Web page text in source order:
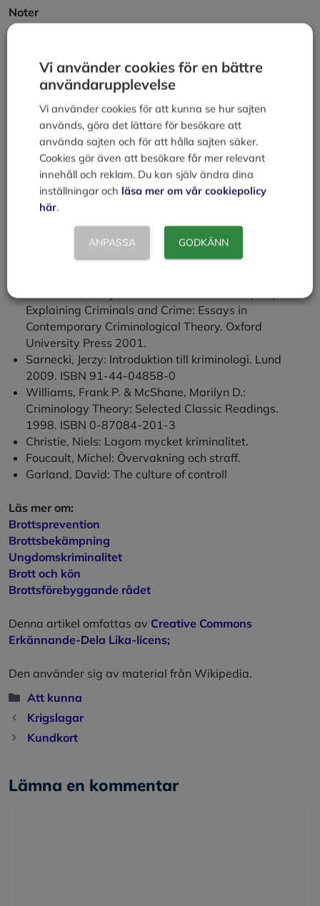
Noter
Criminology
Jareborg 2001
Litteratur
Bernard, Thomas J., George B. Vold and Jeffrey B.
Snipes. Theoretical Criminology. New York: Oxford
University Press 2009.
Lilly, Robert J., Francis T. Cullen and Richard A. Ball.
Criminological Theory: Context and Consequences.
London 2007.
Lindgren, Sven-Åke: Om brott och straff. Från
sociologins klassiker till modern kriminologi. Lund
Explaining Criminals and Crime: Essays in
Contemporary Criminological Theory. Oxford
University Press 2001.
Sarnecki, Jerzy: Introduktion till kriminologi. Lund
2009. ISBN 91-44-04858-0
Williams, Frank P. & McShane, Marilyn D.:
Criminology Theory: Selected Classic Readings.
1998. ISBN 0-87084-201-3
Christie, Niels: Lagom mycket kriminalitet.
Foucault, Michel: Övervakning och straff.
Garland, David: The culture of controll
Läs mer om:
Brottsprevention
Brottsbekämpning
Ungdomskriminalitet
Brott och kön
Brottsförebyggande rådet
Denna artikel omfattas av Creative Commons
Erkännande-Dela Lika-licens;
Den använder sig av material från Wikipedia.
Kategorier
Att kunna
Krigslagar
Kundkort
Lämna en kommentar
Vi använder cookies för en bättre
användarupplevelse
Vi använder cookies för att kunna se hur sajten
används, göra det lättare för besökare att
använda sajten och för att hålla sajten säker.
Cookies gör även att besökare får mer relevant
innehåll och reklam. Du kan själv ändra dina
inställningar och läsa mer om vår cookiepolicy
här.
ANPASSA GODKÄNN